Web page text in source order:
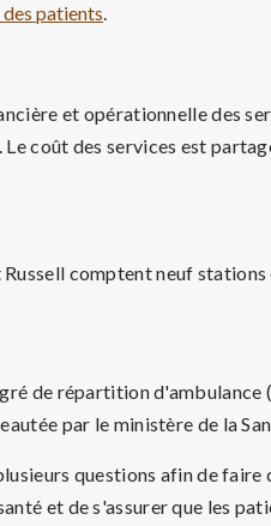
patients.
et opérationnelle des
coût des services est
comptent neuf
de répartition d'ambulance
par le ministère de la
questions afin de faire
et de s'assurer que les